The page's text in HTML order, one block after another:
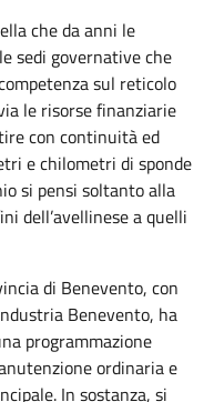
che da anni le
sedi governative che
sul reticolo
le risorse finanziarie
con continuità ed
e chilometri di sponde
si pensi soltanto alla
dell’avellinese a quelli
di Benevento, con
Benevento, ha
programmazione
ordinaria e
In sostanza, si